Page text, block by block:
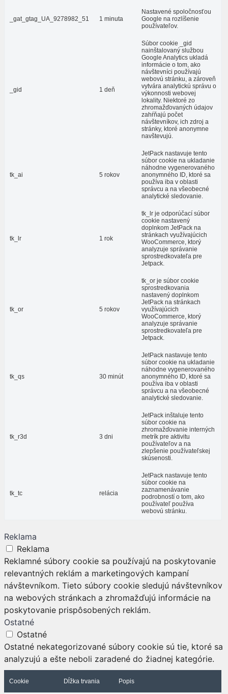
_gat_gtag_UA_9278982_51 1 minuta
Nastavené spoločnosťou
Google na rozlíšenie
používateľov.
_gid 1 deň
Súbor cookie _gid
nainštalovaný službou
Google Analytics ukladá
informácie o tom, ako
návštevníci používajú
webovú stránku, a zároveň
vytvára analytickú správu o
výkonnosti webovej
lokality. Niektoré zo
zhromažďovaných údajov
zahŕňajú počet
návštevníkov, ich zdroj a
stránky, ktoré anonymne
navštevujú.
tk_ai 5 rokov
JetPack nastavuje tento
súbor cookie na ukladanie
náhodne vygenerovaného
anonymného ID, ktoré sa
používa iba v oblasti
správcu a na všeobecné
analytické sledovanie.
tk_lr 1 rok
tk_lr je odporúčací súbor
cookie nastavený
doplnkom JetPack na
stránkach využívajúcich
WooCommerce, ktorý
analyzuje správanie
sprostredkovateľa pre
Jetpack.
tk_or 5 rokov
tk_or je súbor cookie
sprostredkovania
nastavený doplnkom
JetPack na stránkach
využívajúcich
WooCommerce, ktorý
analyzuje správanie
sprostredkovateľa pre
Jetpack.
tk_qs 30 minút
JetPack nastavuje tento
súbor cookie na ukladanie
náhodne vygenerovaného
anonymného ID, ktoré sa
používa iba v oblasti
správcu a na všeobecné
analytické sledovanie.
tk_r3d 3 dni
JetPack inštaluje tento
súbor cookie na
zhromažďovanie interných
metrík pre aktivitu
používateľov a na
zlepšenie používateľskej
skúsenosti.
tk_tc relácia
JetPack nastavuje tento
súbor cookie na
zaznamenávanie
podrobností o tom, ako
používateľ používa
webovú stránku.
Reklama
Reklama
Reklamné súbory cookie sa používajú na poskytovanie
relevantných reklám a marketingových kampaní
návštevníkom. Tieto súbory cookie sledujú návštevníkov
na webových stránkach a zhromažďujú informácie na
poskytovanie prispôsobených reklám.
Ostatné
Ostatné
Ostatné nekategorizované súbory cookie sú tie, ktoré sa
analyzujú a ešte neboli zaradené do žiadnej kategórie.
Cookie Dĺžka trvania Popis